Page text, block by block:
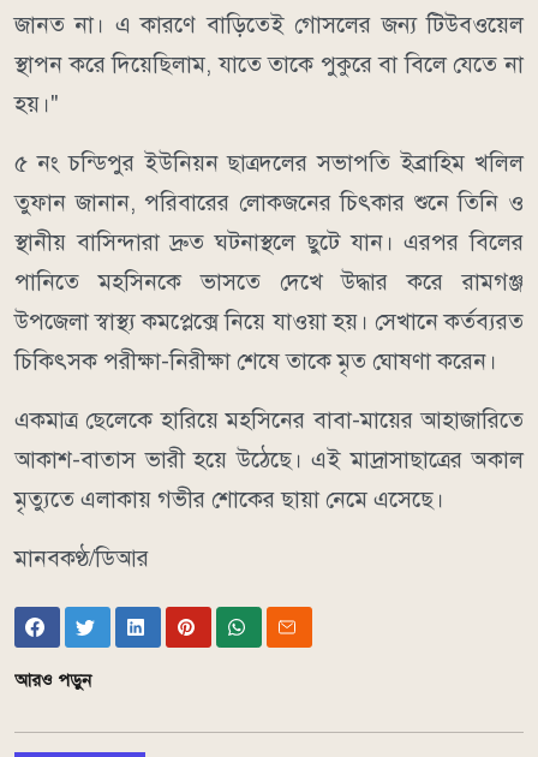
জানত না। এ কারণে বাড়িতেই গোসলের জন্য টিউবওয়েল
স্থাপন করে দিয়েছিলাম, যাতে তাকে পুকুরে বা বিলে যেতে না
হয়।"
৫ নং চন্ডিপুর ইউনিয়ন ছাত্রদলের সভাপতি ইব্রাহিম খলিল
তুফান জানান, পরিবারের লোকজনের চিৎকার শুনে তিনি ও
স্থানীয় বাসিন্দারা দ্রুত ঘটনাস্থলে ছুটে যান। এরপর বিলের
পানিতে মহসিনকে ভাসতে দেখে উদ্ধার করে রামগঞ্জ
উপজেলা স্বাস্থ্য কমপ্লেক্সে নিয়ে যাওয়া হয়। সেখানে কর্তব্যরত
চিকিৎসক পরীক্ষা-নিরীক্ষা শেষে তাকে মৃত ঘোষণা করেন।
একমাত্র ছেলেকে হারিয়ে মহসিনের বাবা-মায়ের আহাজারিতে
আকাশ-বাতাস ভারী হয়ে উঠেছে। এই মাদ্রাসাছাত্রের অকাল
মৃত্যুতে এলাকায় গভীর শোকের ছায়া নেমে এসেছে।
মানবকণ্ঠ/ডিআর
আরও পড়ুন